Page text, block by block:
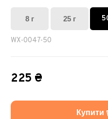
8 г 25 г
WX-0047-50
225 ₴
Купити